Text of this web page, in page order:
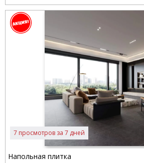
7 просмотров за 7 дней
Напольная плитка